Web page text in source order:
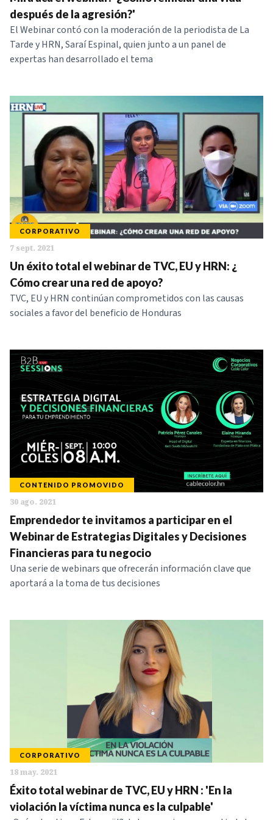
NOTICIAS
SERIES
después de la agresión?'
El Webinar contó con la moderación de la periodista de La
Tarde y HRN, Saraí Espinal, quien junto a un panel de
expertas han desarrollado el tema
CORPORATIVO
7 sept. 2021
Un éxito total el webinar de TVC, EU y HRN: ¿
Cómo crear una red de apoyo?
TVC, EU y HRN continúan comprometidos con las causas
sociales a favor del beneficio de Honduras
CONTENIDO PROMOVIDO
30 ago. 2021
Emprendedor te invitamos a participar en el
Webinar de Estrategias Digitales y Decisiones
Financieras para tu negocio
Una serie de webinars que ofrecerán información clave que
aportará a la toma de tus decisiones
CORPORATIVO
18 may. 2021
Éxito total webinar de TVC, EU y HRN : 'En la
violación la víctima nunca es la culpable'